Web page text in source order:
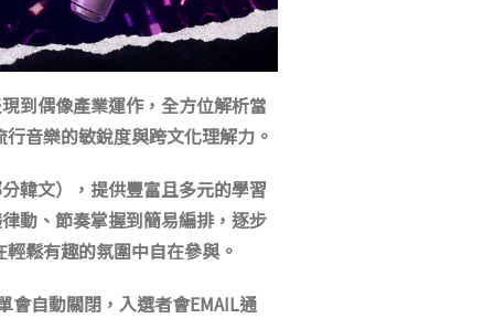
到偶像產業運作，全方位解析當
音樂的敏銳度與跨文化理解力。
韓文），提供豐富且多元的學習
動、節奏掌握到簡易編排，逐步
鬆有趣的氛圍中自在參與。
會自動關閉，入選者會EMAIL通